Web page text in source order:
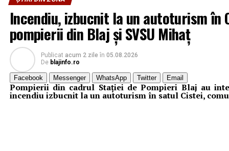
Incendiu, izbucnit la un autoturism în
pompierii din Blaj și SVSU Mihaț
Publicat acum 2 zile în 05.08.2026
De blajinfo.ro
Facebook Messenger WhatsApp Twitter Email
Pompierii din cadrul Stației de Pompieri Blaj au
incendiu izbucnit la un autoturism în satul Cistei,